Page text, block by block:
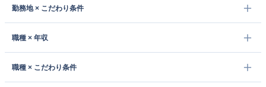
勤務地 × こだわり条件
職種 × 年収
職種 × こだわり条件